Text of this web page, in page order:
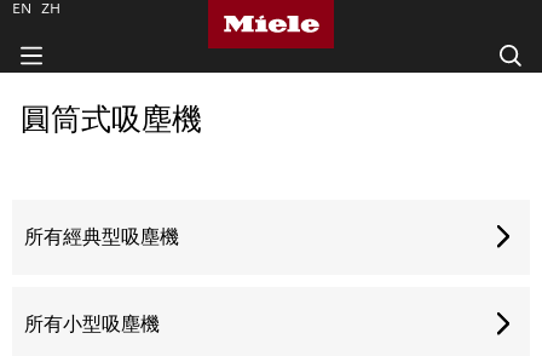
圓筒式吸塵機
所有經典型吸塵機
所有小型吸塵機
EN ZH